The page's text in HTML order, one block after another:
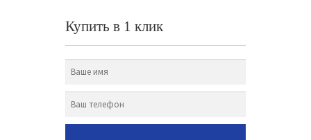
Купить в 1 клик